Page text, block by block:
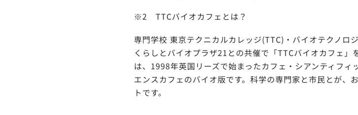
※2 TTCバイオカフェとは？
専門学校 東京テクニカルカレッジ(TTC)・バイオテクノロ
くらしとバイオプラザ21との共催で「TTCバイオカフェ」
は、1998年英国リーズで始まったカフェ・シアンティフ
エンスカフェのバイオ版です。科学の専門家と市民とが、
トです。